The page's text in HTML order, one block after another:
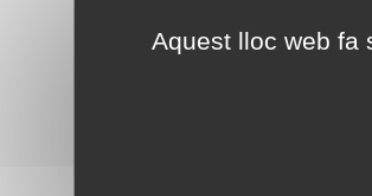
Aquest lloc web fa